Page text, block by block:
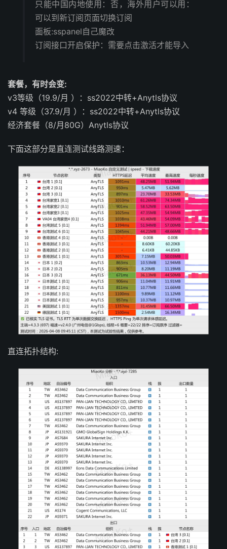
只能中国内地使用：否，海外用户可以用：
可以到新订阅页面切换订阅
面板:sspanel自己魔改
订阅接口开启保护：需要点击激活才能导入
套餐，有时会变:
v3等级（19.9/月 ）：ss2022中转+Anytls协议
v4 等级（37.9/月 ）：ss2022中转+Anytls协议
经济套餐（8/月80G）Anytls协议
下面这部分是直连测试线路测速：
直连拓扑结构: